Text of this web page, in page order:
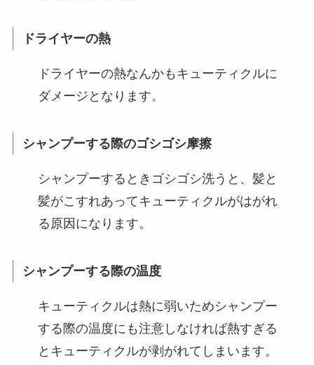
ドライヤーの熱
ドライヤーの熱なんかもキューティクルに
ダメージとなります。
シャンプーする際のゴシゴシ摩擦
シャンプーするときゴシゴシ洗うと、髪と
髪がこすれあってキューティクルがはがれ
る原因になります。
シャンプーする際の温度
キューティクルは熱に弱いためシャンプー
する際の温度にも注意しなければ熱すぎる
とキューティクルが剥がれてしまいます。